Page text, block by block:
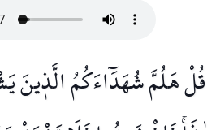
قُلْ هَلُمَّ شُهَدَٓاءَكُمُ الَّذ۪ينَ